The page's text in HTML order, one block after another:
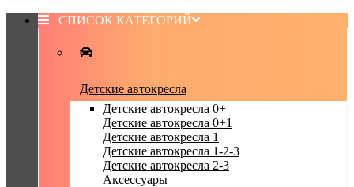
СПИСОК КАТЕГОРИЙ
Детские автокресла
Детские автокресла 0+
Детские автокресла 0+1
Детские автокресла 1
Детские автокресла 1-2-3
Детские автокресла 2-3
Аксессуары